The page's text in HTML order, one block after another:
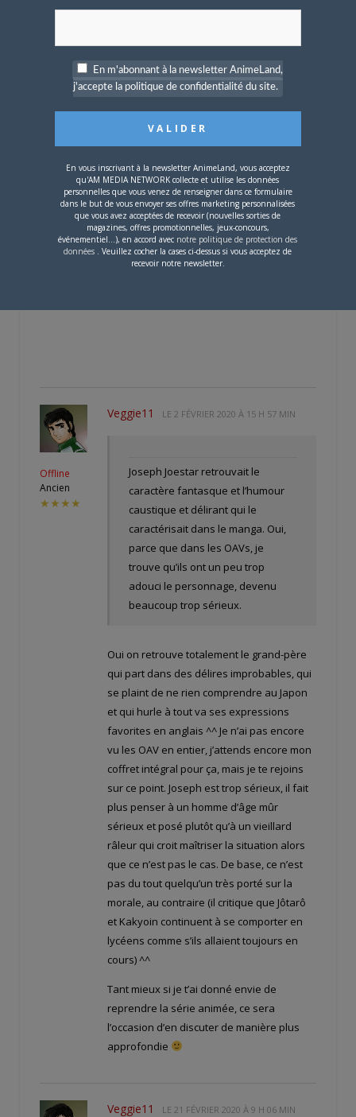
dans les OAVs, je trouve qu’ils ont un peu
beaucoup trop sérieux.
Ceci dit, j’aime énormément également la
deuxième partie des OAVs (même si c’est
la première à avoir été réalisée), car plus
proche et fidèle à l’ambiance du manga
que les épisodes des années 2000 et la
mise en scène de Hiroyuki Kitakubo est
fabuleuse !
Pour la série animée deJojo, j’attendrai
Offline
Ancien
★★★★
Veggie11 LE 2 FÉVRIER 2020 À 15 H 57 MIN
Joseph Joestar retrouvait le
caractère fantasque et l’humour
caustique et délirant qui le
caractérisait dans le manga. Oui,
parce que dans les OAVs, je
trouve qu’ils ont un peu trop
adouci le personnage, devenu
beaucoup trop sérieux.
Oui on retrouve totalement le grand-père
qui part dans des délires improbables, qui
se plaint de ne rien comprendre au Japon
et qui hurle à tout va ses expressions
favorites en anglais ^^ Je n’ai pas encore
vu les OAV en entier, j’attends encore mon
coffret intégral pour ça, mais je te rejoins
sur ce point. Joseph est trop sérieux, il fait
plus penser à un homme d’âge mûr
sérieux et posé plutôt qu’à un vieillard
râleur qui croit maîtriser la situation alors
que ce n’est pas le cas. De base, ce n’est
pas du tout quelqu’un très porté sur la
morale, au contraire (il critique que Jôtarô
et Kakyoin continuent à se comporter en
lycéens comme s’ils allaient toujours en
cours) ^^
Tant mieux si je t’ai donné envie de
reprendre la série animée, ce sera
l’occasion d’en discuter de manière plus
approfondie
Veggie11 LE 21 FÉVRIER 2020 À 9 H 06 MIN
En m'abonnant à la newsletter AnimeLand,
j'accepte la politique de confidentialité du site.
En vous inscrivant à la newsletter AnimeLand, vous acceptez
qu'AM MEDIA NETWORK collecte et utilise les données
personnelles que vous venez de renseigner dans ce formulaire
dans le but de vous envoyer ses offres marketing personnalisées
que vous avez acceptées de recevoir (nouvelles sorties de
magazines, offres promotionnelles, jeux-concours,
événementiel...), en accord avec notre politique de protection des
données . Veuillez cocher la cases ci-dessus si vous acceptez de
recevoir notre newsletter.